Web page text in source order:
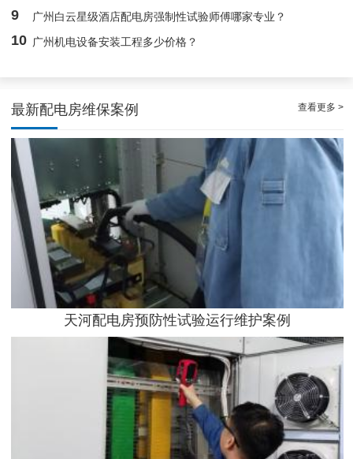
9 广州白云星级酒店配电房强制性试验师傅哪家专业？
10 广州机电设备安装工程多少价格？
最新配电房维保案例 查看更多 >
天河配电房预防性试验运行维护案例